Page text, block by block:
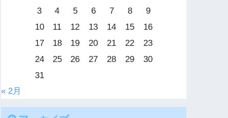
3
4 5 6 7 8
9
10
11 12 13 14 15
16
17
18 19 20 21 22
23
24
25 26 27 28 29
30
31
« 2月